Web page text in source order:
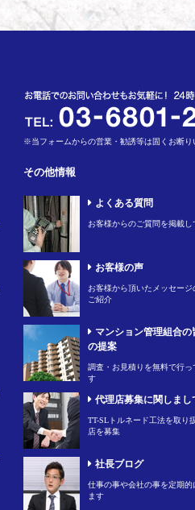
※当フォームからの営業・勧誘等は固くお断り
その他情報
よくある質問
お客様からのご質問を掲載し
お客様の声
お客様から頂いたメッセージ
ご紹介
マンション管理組合の
の提案
調査・お見積りを無料で行っ
す
代理店募集に関しまし
TT-SLトルネード工法を取り
店を募集
社長ブログ
仕事の事や会社の事を定期的
ます